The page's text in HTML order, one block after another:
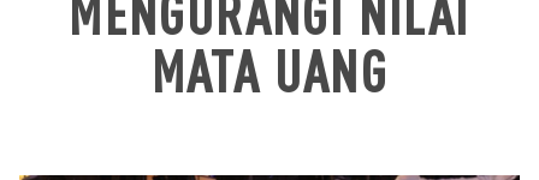
MATA UANG